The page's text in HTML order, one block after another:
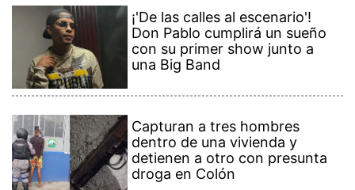
¡'De las calles al escenario'!
Don Pablo cumplirá un sueño
con su primer show junto a
una Big Band
Capturan a tres hombres
dentro de una vivienda y
detienen a otro con presunta
droga en Colón